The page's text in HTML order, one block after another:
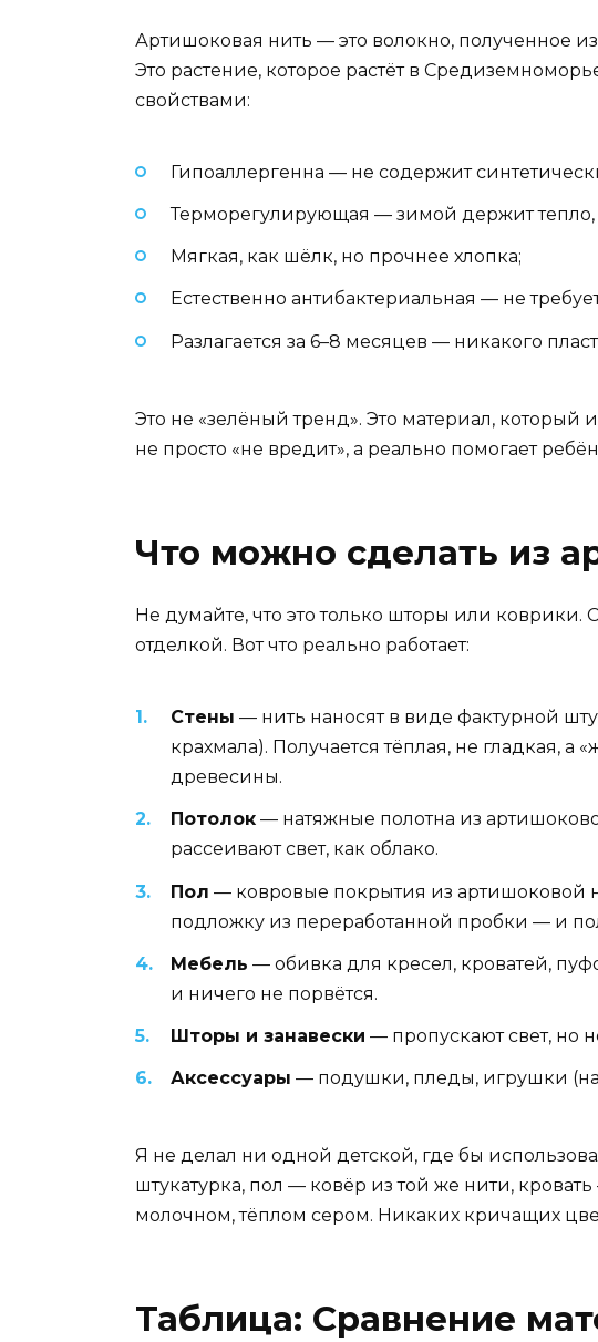
Артишоковая нить — это волокно, полученное
Это растение, которое растёт в
свойствами:
Гипоаллергенна — не содержит
Терморегулирующая — зимой держит тепло,
Мягкая, как шёлк, но прочнее хлопка;
Естественно антибактериальная — не
Разлагается за 6–8 месяцев — никакого
Это не «зелёный тренд». Это материал,
не просто «не вредит», а реально помогает
Что можно сделать из
Не думайте, что это только шторы или коврики.
отделкой. Вот что реально работает:
Стены — нить наносят в виде фактурной
крахмала). Получается тёплая, не гладкая,
древесины.
Потолок — натяжные полотна из
рассеивают свет, как облако.
Пол — ковровые покрытия из артишоковой
подложку из переработанной пробки — и
Мебель — обивка для кресел, кроватей,
и ничего не порвётся.
Шторы и занавески — пропускают свет, но
Аксессуары — подушки, пледы, игрушки
Я не делал ни одной детской, где бы
штукатурка, пол — ковёр из той же нити,
молочном, тёплом сером. Никаких кричащих
Таблица: Сравнение